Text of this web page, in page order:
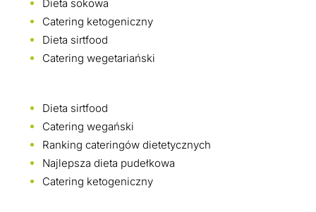
Dieta sokowa
Catering ketogeniczny
Dieta sirtfood
Catering wegetariański
Dieta sirtfood
Catering wegański
Ranking cateringów dietetycznych
Najlepsza dieta pudełkowa
Catering ketogeniczny